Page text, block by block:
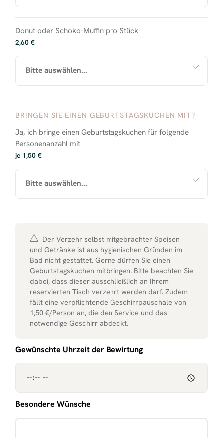
Donut oder Schoko-Muffin pro Stück
2,60 €
BRINGEN SIE EINEN GEBURTSTAGSKUCHEN MIT?
Ja, ich bringe einen Geburtstagskuchen für folgende
Personenanzahl mit
je 1,50 €
Der Verzehr selbst mitgebrachter Speisen
und Getränke ist aus hygienischen Gründen im
Bad nicht gestattet. Gerne dürfen Sie einen
Geburtstagskuchen mitbringen. Bitte beachten Sie
dabei, dass dieser ausschließlich an Ihrem
reservierten Tisch verzehrt werden darf. Zudem
fällt eine verpflichtende Geschirrpauschale von
1,50 €/Person an, die den Service und das
notwendige Geschirr abdeckt.
Gewünschte Uhrzeit der Bewirtung
Besondere Wünsche